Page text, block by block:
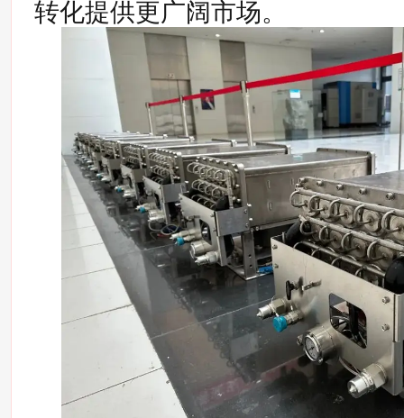
转化提供更广阔市场。